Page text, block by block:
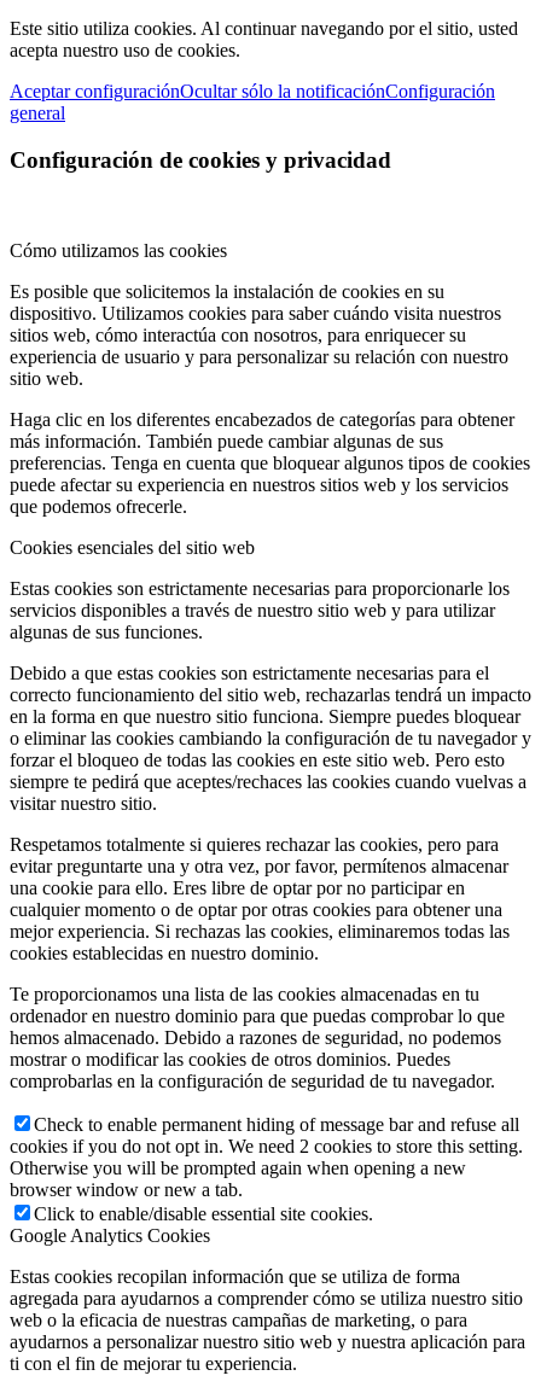
Este sitio utiliza cookies. Al continuar navegando por el sitio, usted
acepta nuestro uso de cookies.
Aceptar configuraciónOcultar sólo la notificaciónConfiguración
general
Configuración de cookies y privacidad
Cómo utilizamos las cookies
Es posible que solicitemos la instalación de cookies en su
dispositivo. Utilizamos cookies para saber cuándo visita nuestros
sitios web, cómo interactúa con nosotros, para enriquecer su
experiencia de usuario y para personalizar su relación con nuestro
sitio web.
Haga clic en los diferentes encabezados de categorías para obtener
más información. También puede cambiar algunas de sus
preferencias. Tenga en cuenta que bloquear algunos tipos de cookies
puede afectar su experiencia en nuestros sitios web y los servicios
que podemos ofrecerle.
Cookies esenciales del sitio web
Estas cookies son estrictamente necesarias para proporcionarle los
servicios disponibles a través de nuestro sitio web y para utilizar
algunas de sus funciones.
Debido a que estas cookies son estrictamente necesarias para el
correcto funcionamiento del sitio web, rechazarlas tendrá un impacto
en la forma en que nuestro sitio funciona. Siempre puedes bloquear
o eliminar las cookies cambiando la configuración de tu navegador y
forzar el bloqueo de todas las cookies en este sitio web. Pero esto
siempre te pedirá que aceptes/rechaces las cookies cuando vuelvas a
visitar nuestro sitio.
Respetamos totalmente si quieres rechazar las cookies, pero para
evitar preguntarte una y otra vez, por favor, permítenos almacenar
una cookie para ello. Eres libre de optar por no participar en
cualquier momento o de optar por otras cookies para obtener una
mejor experiencia. Si rechazas las cookies, eliminaremos todas las
cookies establecidas en nuestro dominio.
Te proporcionamos una lista de las cookies almacenadas en tu
ordenador en nuestro dominio para que puedas comprobar lo que
hemos almacenado. Debido a razones de seguridad, no podemos
mostrar o modificar las cookies de otros dominios. Puedes
comprobarlas en la configuración de seguridad de tu navegador.
Check to enable permanent hiding of message bar and refuse all
cookies if you do not opt in. We need 2 cookies to store this setting.
Otherwise you will be prompted again when opening a new
browser window or new a tab.
Click to enable/disable essential site cookies.
Google Analytics Cookies
Estas cookies recopilan información que se utiliza de forma
agregada para ayudarnos a comprender cómo se utiliza nuestro sitio
web o la eficacia de nuestras campañas de marketing, o para
ayudarnos a personalizar nuestro sitio web y nuestra aplicación para
ti con el fin de mejorar tu experiencia.